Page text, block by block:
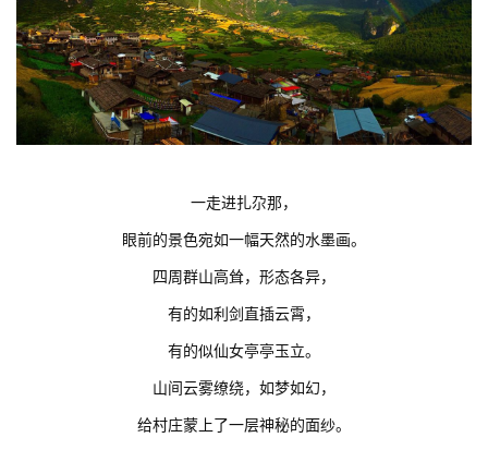
一走进扎尕那，
眼前的景色宛如一幅天然的水墨画。
四周群山高耸，形态各异，
有的如利剑直插云霄，
有的似仙女亭亭玉立。
山间云雾缭绕，如梦如幻，
给村庄蒙上了一层神秘的面纱。